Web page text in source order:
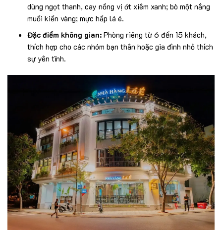
dùng ngọt thanh, cay nồng vị ớt xiêm xanh; bò một nắng
muối kiến vàng; mực hấp lá é.
Đặc điểm không gian:Phòng riêng từ 6 đến 15 khách,
thích hợp cho các nhóm bạn thân hoặc gia đình nhỏ thích
sự yên tĩnh.